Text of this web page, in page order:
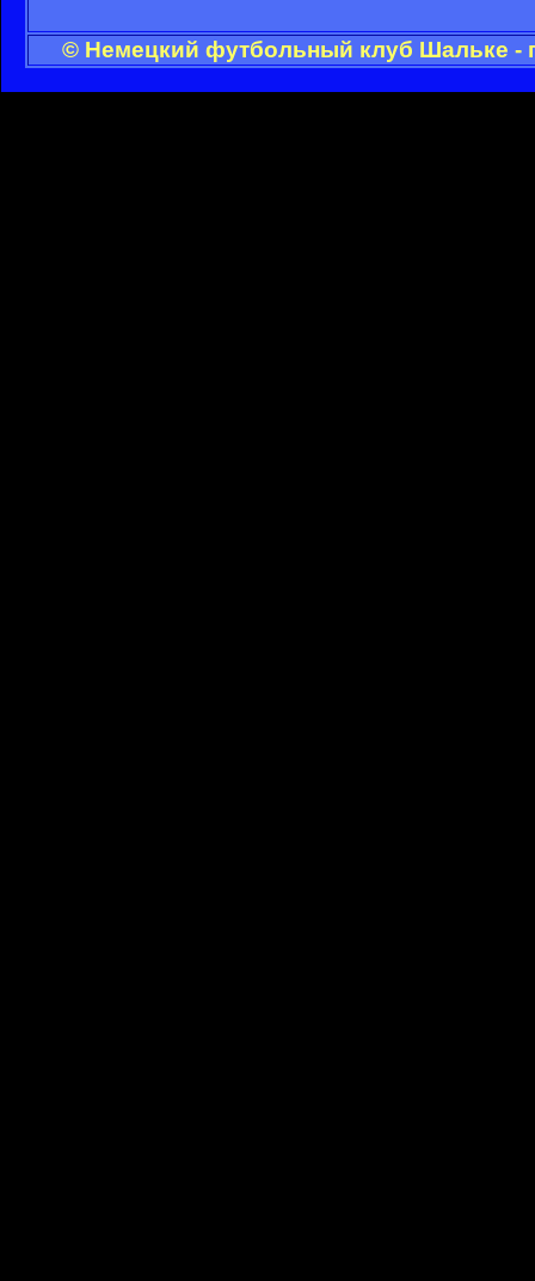
© Немецкий футбольный клуб Шальке -